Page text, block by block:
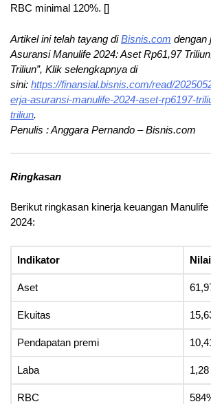
RBC minimal 120%. []
Artikel ini telah tayang diBisnis.com dengan
Asuransi Manulife 2024: Aset Rp61,97
Triliun”, Klik selengkapnya di
sini: https://finansial.bisnis.com/read/
erja-asuransi-manulife-2024-aset-rp6197-
triliun.
Penulis : Anggara Pernando – Bisnis.com
Ringkasan
Berikut ringkasan kinerja keuangan
2024:
Indikator Nilai
Aset
Ekuitas
Pendapatan premi
Laba
RBC